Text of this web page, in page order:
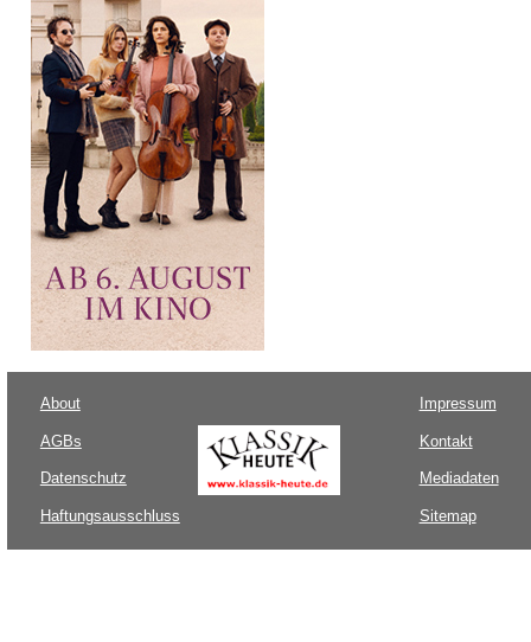
About
AGBs
Datenschutz
Haftungsausschluss
Impressum
Kontakt
Mediadaten
Sitemap